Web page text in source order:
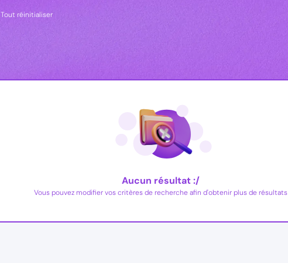
Tout réinitialiser
Aucun résultat :/
Vous pouvez modifier vos critères de recherche afin d'obtenir plus de résultats